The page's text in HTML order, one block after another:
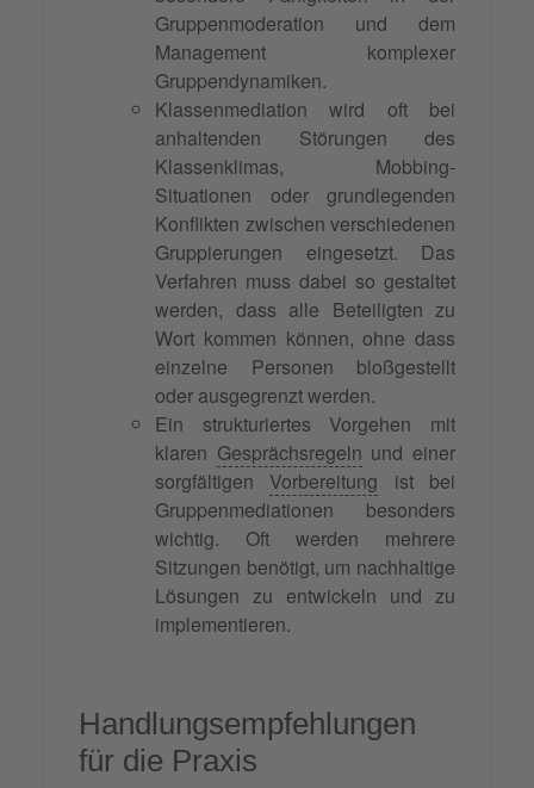
Gruppenmoderation und dem
Management komplexer
Gruppendynamiken.
Klassenmediation wird oft bei
anhaltenden Störungen des
Klassenklimas, Mobbing-
Situationen oder grundlegenden
Konflikten zwischen verschiedenen
Gruppierungen eingesetzt. Das
Verfahren muss dabei so gestaltet
werden, dass alle Beteiligten zu
Wort kommen können, ohne dass
einzelne Personen bloßgestellt
oder ausgegrenzt werden.
Ein strukturiertes Vorgehen mit
klaren Gesprächsregeln und einer
sorgfältigen Vorbereitung ist bei
Gruppenmediationen besonders
wichtig. Oft werden mehrere
Sitzungen benötigt, um nachhaltige
Lösungen zu entwickeln und zu
implementieren.
Handlungsempfehlungen
für die Praxis